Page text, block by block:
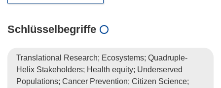
Schlüsselbegriffe
Translational Research; Ecosystems; Quadruple-
Helix Stakeholders; Health equity; Underserved
Populations; Cancer Prevention; Citizen Science;